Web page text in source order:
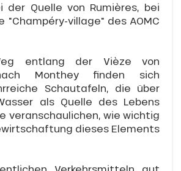
der Quelle von Rumières, bei
"Champéry-village" des AOMC
entlang der Vièze von
Monthey finden sich
Schautafeln, die über
als Quelle des Lebens
veranschaulichen, wie wichtig
dieses Elements